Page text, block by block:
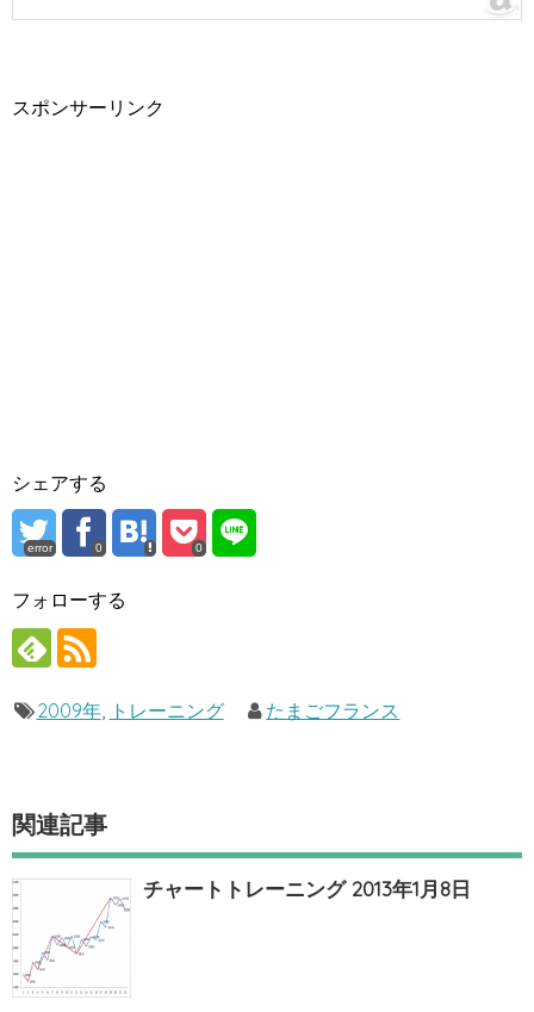
スポンサーリンク
シェアする
error 0 0
フォローする
2009年, トレーニング たまごフランス
関連記事
チャートトレーニング 2013年1月8日